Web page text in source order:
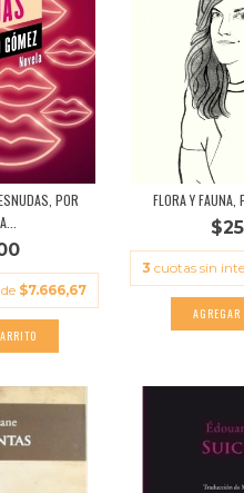
POR
$7.666,67
FLORA Y FAUNA,
3 cuotas sin